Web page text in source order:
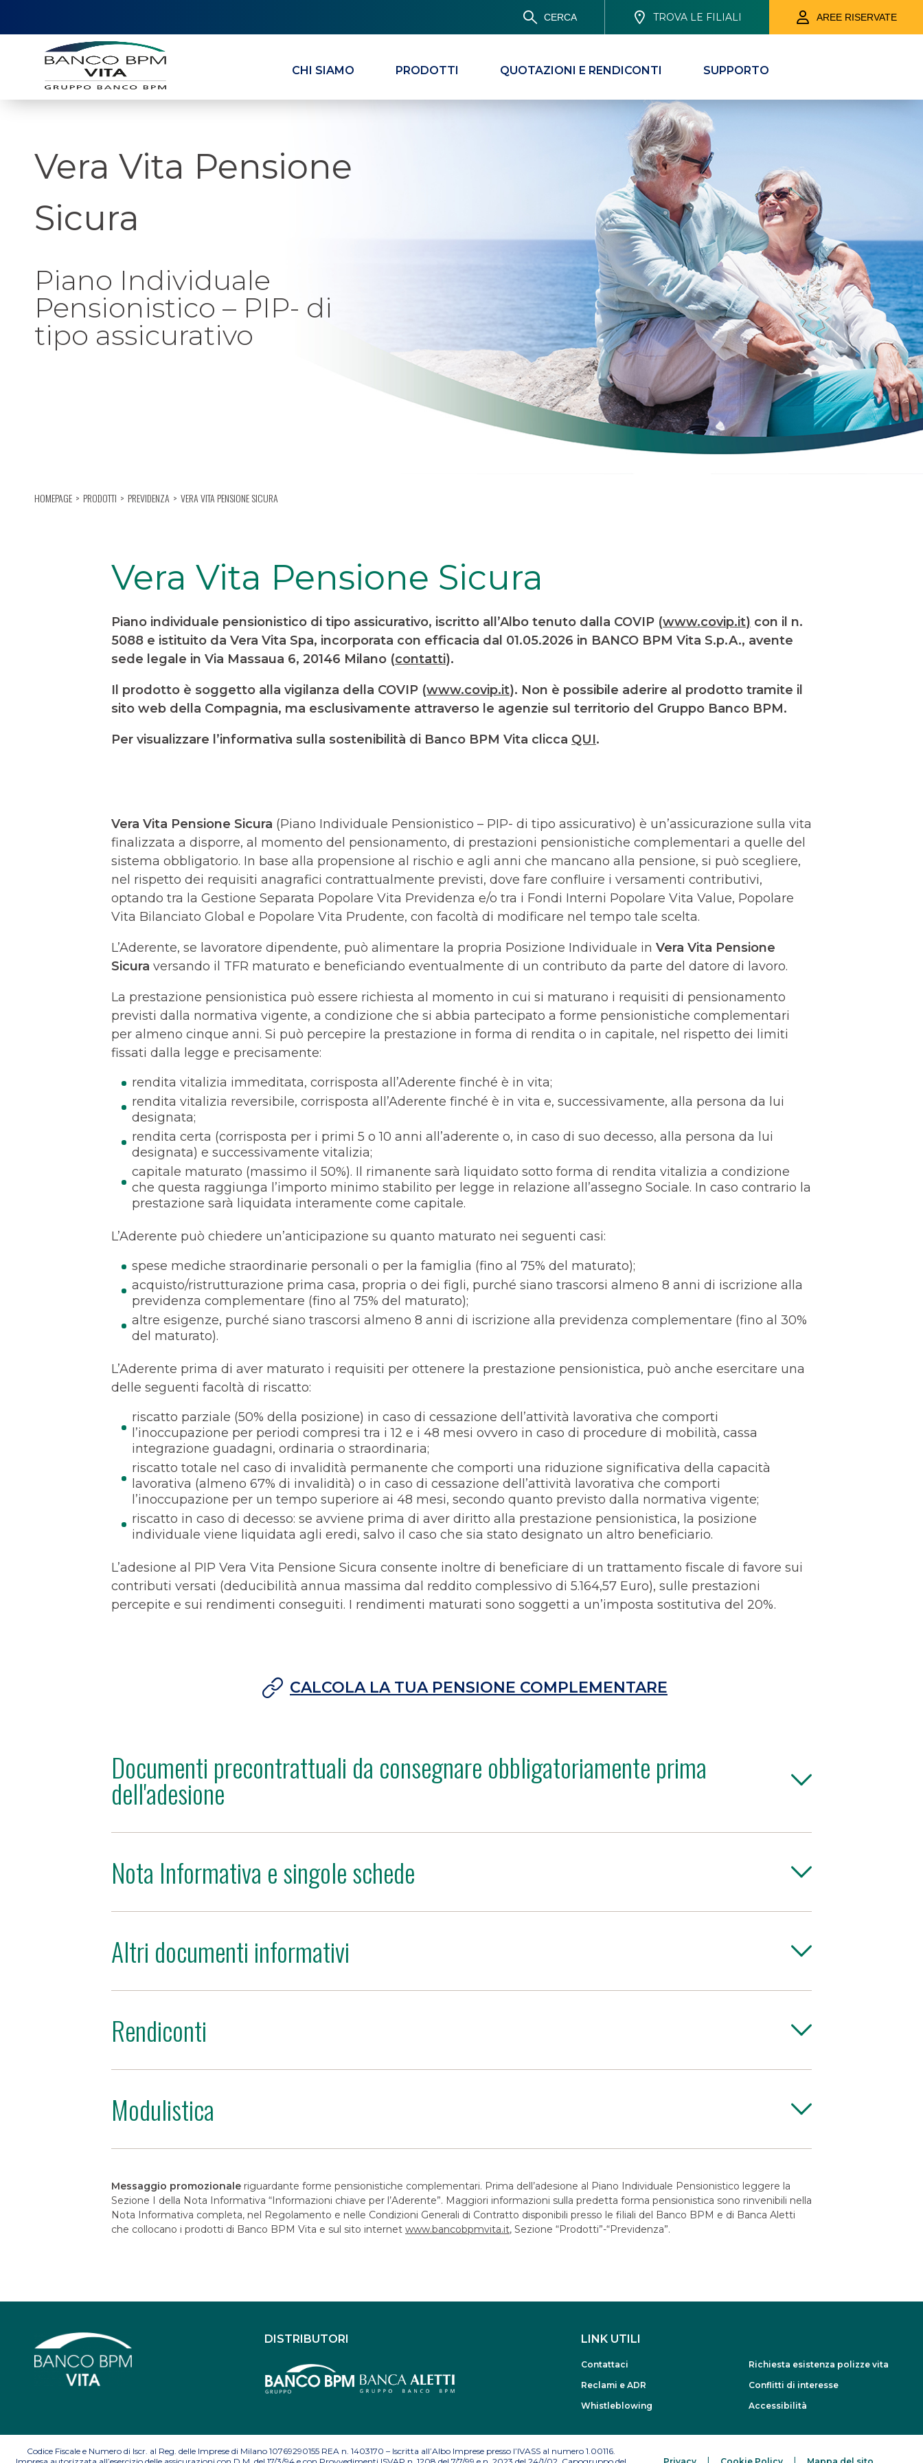
CERCA TROVA LE FILIALI AREE RISERVATE
CHI SIAMO PRODOTTI QUOTAZIONI E RENDICONTI SUPPORTO
HOMEPAGE PRODOTTI PREVIDENZA VERA VITA PENSIONE SICURA
Vera Vita Pensione
Sicura
Piano Individuale
Pensionistico – PIP- di
tipo assicurativo
Vera Vita Pensione Sicura
Piano individuale pensionistico di tipo assicurativo, iscritto all’Albo tenuto dalla COVIP (www.covip.it) con il n.
5088 e istituito da Vera Vita Spa, incorporata con efficacia dal 01.05.2026 in BANCO BPM Vita S.p.A., avente
sede legale in Via Massaua 6, 20146 Milano (contatti).
Il prodotto è soggetto alla vigilanza della COVIP (www.covip.it). Non è possibile aderire al prodotto tramite il
sito web della Compagnia, ma esclusivamente attraverso le agenzie sul territorio del Gruppo Banco BPM.
Per visualizzare l’informativa sulla sostenibilità di Banco BPM Vita clicca QUI.
Vera Vita Pensione Sicura (Piano Individuale Pensionistico – PIP- di tipo assicurativo) è un’assicurazione sulla vita
finalizzata a disporre, al momento del pensionamento, di prestazioni pensionistiche complementari a quelle del
sistema obbligatorio. In base alla propensione al rischio e agli anni che mancano alla pensione, si può scegliere,
nel rispetto dei requisiti anagrafici contrattualmente previsti, dove fare confluire i versamenti contributivi,
optando tra la Gestione Separata Popolare Vita Previdenza e/o tra i Fondi Interni Popolare Vita Value, Popolare
Vita Bilanciato Global e Popolare Vita Prudente, con facoltà di modificare nel tempo tale scelta.
L’Aderente, se lavoratore dipendente, può alimentare la propria Posizione Individuale in Vera Vita Pensione
Sicura versando il TFR maturato e beneficiando eventualmente di un contributo da parte del datore di lavoro.
La prestazione pensionistica può essere richiesta al momento in cui si maturano i requisiti di pensionamento
previsti dalla normativa vigente, a condizione che si abbia partecipato a forme pensionistiche complementari
per almeno cinque anni. Si può percepire la prestazione in forma di rendita o in capitale, nel rispetto dei limiti
fissati dalla legge e precisamente:
rendita vitalizia immeditata, corrisposta all’Aderente finché è in vita;
rendita vitalizia reversibile, corrisposta all’Aderente finché è in vita e, successivamente, alla persona da lui
designata;
rendita certa (corrisposta per i primi 5 o 10 anni all’aderente o, in caso di suo decesso, alla persona da lui
designata) e successivamente vitalizia;
capitale maturato (massimo il 50%). Il rimanente sarà liquidato sotto forma di rendita vitalizia a condizione
che questa raggiunga l’importo minimo stabilito per legge in relazione all’assegno Sociale. In caso contrario la
prestazione sarà liquidata interamente come capitale.
L’Aderente può chiedere un’anticipazione su quanto maturato nei seguenti casi:
spese mediche straordinarie personali o per la famiglia (fino al 75% del maturato);
acquisto/ristrutturazione prima casa, propria o dei figli, purché siano trascorsi almeno 8 anni di iscrizione alla
previdenza complementare (fino al 75% del maturato);
altre esigenze, purché siano trascorsi almeno 8 anni di iscrizione alla previdenza complementare (fino al 30%
del maturato).
L’Aderente prima di aver maturato i requisiti per ottenere la prestazione pensionistica, può anche esercitare una
delle seguenti facoltà di riscatto:
riscatto parziale (50% della posizione) in caso di cessazione dell’attività lavorativa che comporti
l’inoccupazione per periodi compresi tra i 12 e i 48 mesi ovvero in caso di procedure di mobilità, cassa
integrazione guadagni, ordinaria o straordinaria;
riscatto totale nel caso di invalidità permanente che comporti una riduzione significativa della capacità
lavorativa (almeno 67% di invalidità) o in caso di cessazione dell’attività lavorativa che comporti
l’inoccupazione per un tempo superiore ai 48 mesi, secondo quanto previsto dalla normativa vigente;
riscatto in caso di decesso: se avviene prima di aver diritto alla prestazione pensionistica, la posizione
individuale viene liquidata agli eredi, salvo il caso che sia stato designato un altro beneficiario.
L’adesione al PIP Vera Vita Pensione Sicura consente inoltre di beneficiare di un trattamento fiscale di favore sui
contributi versati (deducibilità annua massima dal reddito complessivo di 5.164,57 Euro), sulle prestazioni
percepite e sui rendimenti conseguiti. I rendimenti maturati sono soggetti a un’imposta sostitutiva del 20%.
CALCOLA LA TUA PENSIONE COMPLEMENTARE
Documenti precontrattuali da consegnare obbligatoriamente prima
dell'adesione
Nota Informativa e singole schede
Altri documenti informativi
Rendiconti
Modulistica
Messaggio promozionale riguardante forme pensionistiche complementari. Prima dell’adesione al Piano Individuale Pensionistico leggere la
Sezione I della Nota Informativa “Informazioni chiave per l’Aderente”. Maggiori informazioni sulla predetta forma pensionistica sono rinvenibili nella
Nota Informativa completa, nel Regolamento e nelle Condizioni Generali di Contratto disponibili presso le filiali del Banco BPM e di Banca Aletti
che collocano i prodotti di Banco BPM Vita e sul sito internet www.bancobpmvita.it, Sezione “Prodotti”-“Previdenza”.
DISTRIBUTORI LINK UTILI
Contattaci
Reclami e ADR
Whistleblowing
Richiesta esistenza polizze vita
Conflitti di interesse
Accessibilità
Codice Fiscale e Numero di Iscr. al Reg. delle Imprese di Milano 10769290155 REA n. 1403170 – Iscritta all’Albo Imprese presso l’IVASS al numero 1.00116.